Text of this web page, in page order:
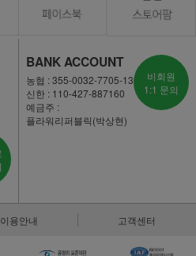
BANK ACCOUNT
농협 : 355-0032-7705-13
신한 : 110-427-887160
예금주 :
플라워리퍼블릭(박상현)
비회원
1:1 문의
이용안내 고객센터